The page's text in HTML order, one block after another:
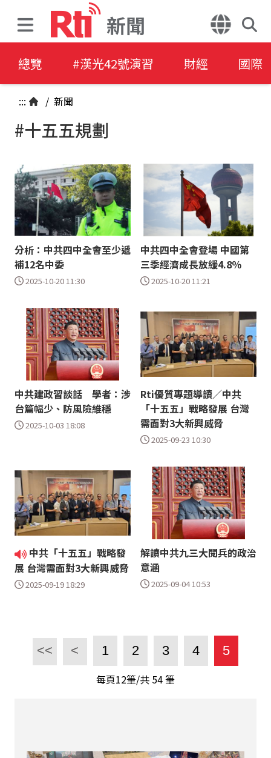
新聞
總覽 #漢光42號演習 財經 國際
::: / 新聞
#十五五規劃
分析：中共四中全會至少遞
補12名中委
2025-10-20 11:30
中共四中全會登場 中國第
三季經濟成長放緩4.8％
2025-10-20 11:21
中共建政習談話 學者：涉
台篇幅少、防風險維穩
2025-10-03 18:08
Rti優質專題導讀／中共
「十五五」戰略發展 台灣
需面對3大新興威脅
2025-09-23 10:30
中共「十五五」戰略發
展 台灣需面對3大新興威脅
2025-09-19 18:29
解讀中共九三大閱兵的政治
意涵
2025-09-04 10:53
<< < 1 2 3 4 5
每頁12筆/共 54筆